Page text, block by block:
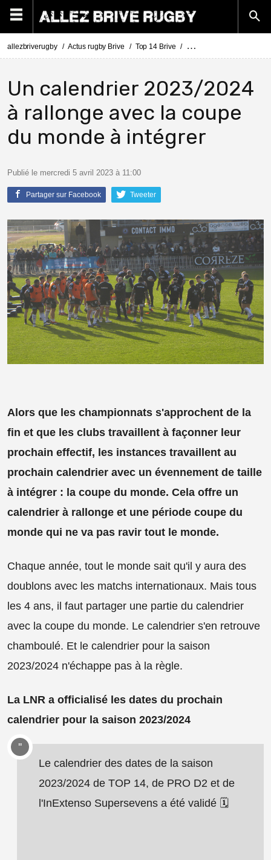
allezbriverugby Actus rugby Brive Top 14 Brive Le calendrier des dates
Un calendrier 2023/2024
à rallonge avec la coupe
du monde à intégrer
Publié le mercredi 5 avril 2023 à 11:00
Partager sur Facebook Tweeter
Alors que les championnats s'approchent de la
fin et que les clubs travaillent à façonner leur
prochain effectif, les instances travaillent au
prochain calendrier avec un évennement de taille
à intégrer : la coupe du monde. Cela offre un
calendrier à rallonge et une période coupe du
monde qui ne va pas ravir tout le monde.
Chaque année, tout le monde sait qu'il y aura des
doublons avec les matchs internationaux. Mais tous
les 4 ans, il faut partager une partie du calendrier
avec la coupe du monde. Le calendrier s'en retrouve
chamboulé. Et le calendrier pour la saison
2023/2024 n'échappe pas à la règle.
La LNR a officialisé les dates du prochain
calendrier pour la saison 2023/2024
Le calendrier des dates de la saison
2023/2024 de TOP 14, de PRO D2 et de
l'InExtenso Supersevens a été validé 🗓️